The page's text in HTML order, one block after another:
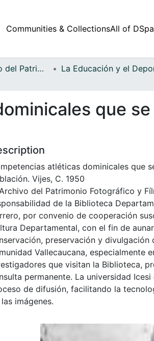
Communities & CollectionsAll of
Fondo Archivo del Patrimonio Fotográfico y Fílmico del Valle del Cauca
que
atléticas dominicales que
Vijes, C. 1950
del Patrimonio Fotográfico y
de la Biblioteca
por convenio de cooperación
Departamental, con el fin de
preservación y divulgación
Vallecaucana, especialmente
que visitan la Biblioteca,
permanente. La universidad
de difusión, facilitando la
imágenes.